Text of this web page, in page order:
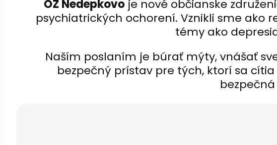
OZ Nedepkovoje nové občianske
psychiatrických ochorení. Vznikli sme ako
témy ako
Naším poslaním je búrať mýty, vnášať
bezpečný prístav pre tých, ktorí sa